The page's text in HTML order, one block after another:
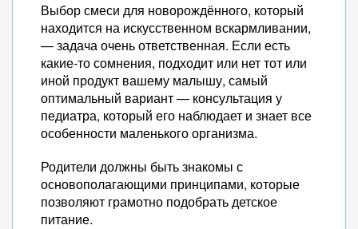
Выбор смеси для новорождённого, который
находится на искусственном вскармливании,
— задача очень ответственная. Если есть
какие-то сомнения, подходит или нет тот или
иной продукт вашему малышу, самый
оптимальный вариант — консультация у
педиатра, который его наблюдает и знает все
особенности маленького организма.
Родители должны быть знакомы с
основополагающими принципами, которые
позволяют грамотно подобрать детское
питание.